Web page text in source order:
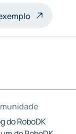
do RoboDK